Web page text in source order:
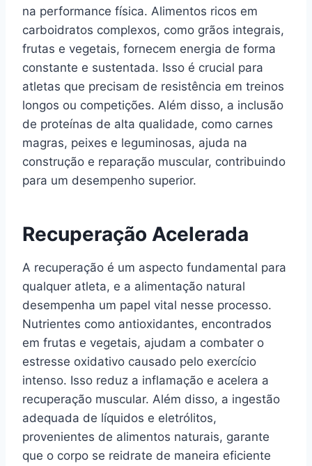
na performance física. Alimentos ricos em
carboidratos complexos, como grãos integrais,
frutas e vegetais, fornecem energia de forma
constante e sustentada. Isso é crucial para
atletas que precisam de resistência em treinos
longos ou competições. Além disso, a inclusão
de proteínas de alta qualidade, como carnes
magras, peixes e leguminosas, ajuda na
construção e reparação muscular, contribuindo
para um desempenho superior.
Recuperação Acelerada
A recuperação é um aspecto fundamental para
qualquer atleta, e a alimentação natural
desempenha um papel vital nesse processo.
Nutrientes como antioxidantes, encontrados
em frutas e vegetais, ajudam a combater o
estresse oxidativo causado pelo exercício
intenso. Isso reduz a inflamação e acelera a
recuperação muscular. Além disso, a ingestão
adequada de líquidos e eletrólitos,
provenientes de alimentos naturais, garante
que o corpo se reidrate de maneira eficiente